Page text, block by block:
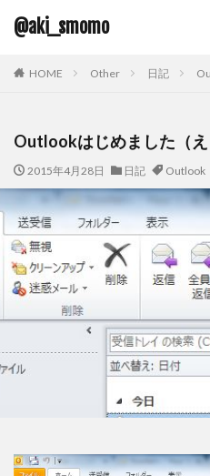
@aki_smomo
HOME Other 日記
Outlookはじめました（え
2015年4月28日 日記 Outlook